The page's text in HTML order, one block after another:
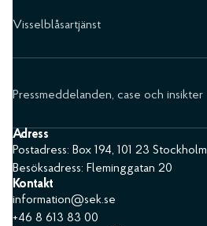
Visselblåsartjänst
Pressmeddelanden, case och insikter
Adress
Postadress: Box 194, 101 23 Stockholm
Besöksadress: Fleminggatan 20
Kontakt
information@sek.se
+46 8 613 83 00